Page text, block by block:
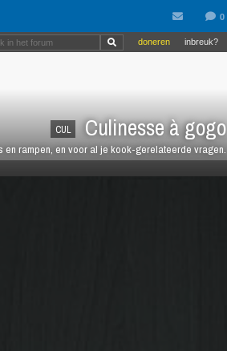
CUL Culinesse à gogo
en rampen, en voor al je kook-gerelateerde vragen.
inbreuk?
doneren